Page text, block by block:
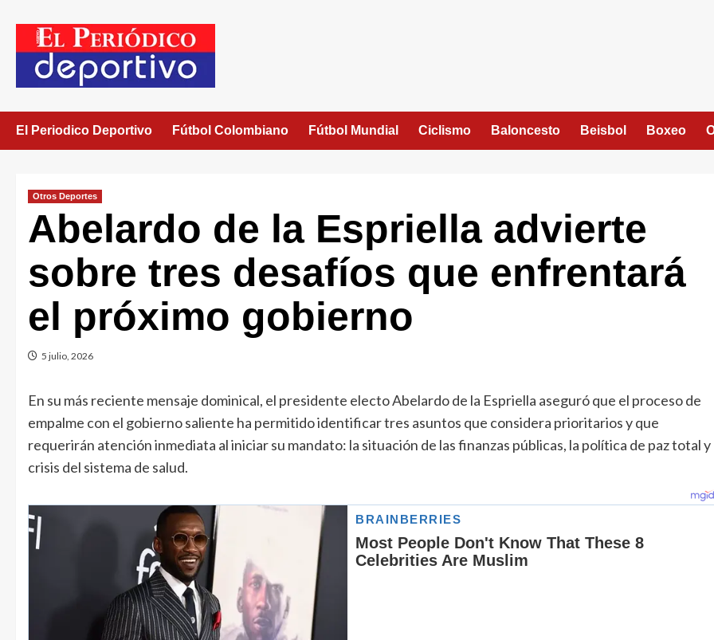
El Periodico Deportivo Fútbol Colombiano Fútbol Mundial Ciclismo Baloncesto Beisbol Boxeo
Otros Deportes
Abelardo de la Espriella advierte
sobre tres desafíos que enfrentará
el próximo gobierno
5 julio, 2026
En su más reciente mensaje dominical, el presidente electo Abelardo de la Espriella aseguró que el proceso de
empalme con el gobierno saliente ha permitido identificar tres asuntos que considera prioritarios y que
requerirán atención inmediata al iniciar su mandato: la situación de las finanzas públicas, la política de paz total y
crisis del sistema de salud.